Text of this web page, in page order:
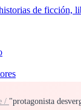
/ "protagonista